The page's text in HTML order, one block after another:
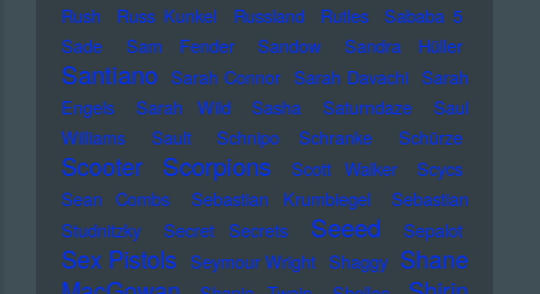
Rush
Russ Kunkel Russland Rutles
Sababa 5
Sade
Sam Fender Sandow Sandra Hüller
Santiano Sarah Connor Sarah Davachi Sarah
Engels
Sarah Wild Sasha Saturndaze
Saul
Williams
Sault Schnipo Schranke Schürze
Scooter Scorpions Scott Walker
Scycs
Sean Combs
Sebastian Krumbiegel
Sebastian
Studnitzky
Secret Secrets Seeed Sepalot
Sex Pistols Seymour Wright Shaggy Shane